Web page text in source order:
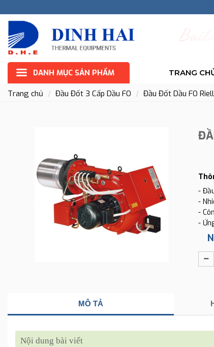
DANH MỤC SẢN PHẨM TRANG
Trang chủ Đầu Đốt 3 Cấp Dầu FO Đầu Đốt Dầu FO
-
-
-
-
MÔ TẢ
Nội dung bài viết